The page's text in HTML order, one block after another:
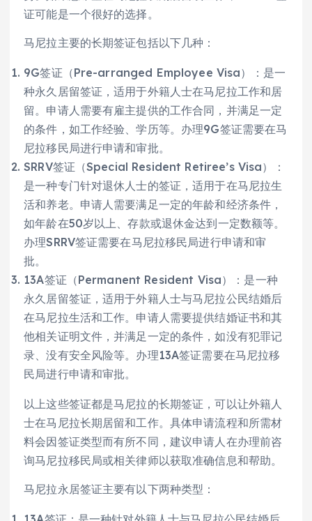
证可能是一个很好的选择。
马尼拉主要的长期签证包括以下几种：
9G签证（Pre-arranged Employee Visa）：是一
种永久居留签证，适用于外籍人士在马尼拉工作和居
留。申请人需要有雇主提供的工作合同，并满足一定
的条件，如工作经验、学历等。办理9G签证需要在马
尼拉移民局进行申请和审批。
SRRV签证（Special Resident Retiree’s Visa）：
是一种专门针对退休人士的签证，适用于在马尼拉生
活和养老。申请人需要满足一定的年龄和经济条件，
如年龄在50岁以上、存款或退休金达到一定数额等。
办理SRRV签证需要在马尼拉移民局进行申请和审
批。
13A签证（Permanent Resident Visa）：是一种
永久居留签证，适用于外籍人士与马尼拉公民结婚后
在马尼拉生活和工作。申请人需要提供结婚证书和其
他相关证明文件，并满足一定的条件，如没有犯罪记
录、没有安全风险等。办理13A签证需要在马尼拉移
民局进行申请和审批。
以上这些签证都是马尼拉的长期签证，可以让外籍人
士在马尼拉长期居留和工作。具体申请流程和所需材
料会因签证类型而有所不同，建议申请人在办理前咨
询马尼拉移民局或相关律师以获取准确信息和帮助。
马尼拉永居签证主要有以下两种类型：